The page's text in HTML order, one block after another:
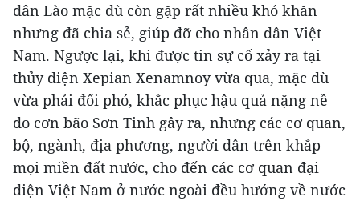
dân Lào mặc dù còn gặp rất nhiều khó khăn
nhưng đã chia sẻ, giúp đỡ cho nhân dân Việt
Nam. Ngược lại, khi được tin sự cố xảy ra tại
thủy điện Xepian Xenamnoy vừa qua, mặc dù
vừa phải đối phó, khắc phục hậu quả nặng nề
do cơn bão Sơn Tinh gây ra, nhưng các cơ quan,
bộ, ngành, địa phương, người dân trên khắp
mọi miền đất nước, cho đến các cơ quan đại
diện Việt Nam ở nước ngoài đều hướng về nước